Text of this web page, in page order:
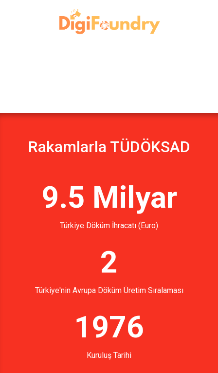
Rakamlarla TÜDÖKSAD
9.5 Milyar
Türkiye Döküm İhracatı (Euro)
2
Türkiye'nin Avrupa Döküm Üretim Sıralaması
1976
Kuruluş Tarihi